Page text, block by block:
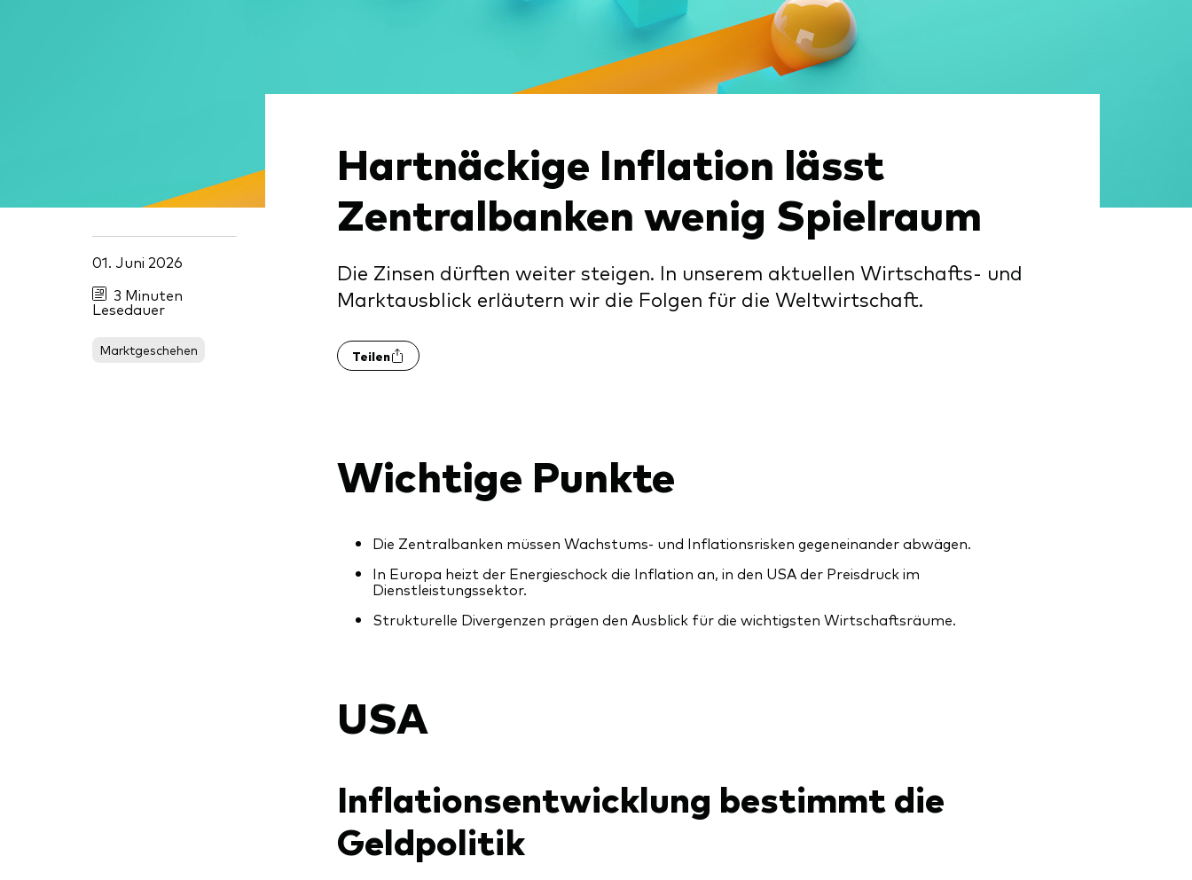
ETFs
01. Juni 2026
3 Minuten
Lesedauer
Marktgeschehen
Hartnäckige Inflation lässt
Zentralbanken wenig Spielraum
Die Zinsen dürften weiter steigen. In unserem aktuellen Wirtschafts- und
Marktausblick erläutern wir die Folgen für die Weltwirtschaft.
Teilen
Wichtige Punkte
Die Zentralbanken müssen Wachstums- und Inflationsrisken gegeneinander abwägen.
In Europa heizt der Energieschock die Inflation an, in den USA der Preisdruck im
Dienstleistungssektor.
Strukturelle Divergenzen prägen den Ausblick für die wichtigsten Wirtschaftsräume.
USA
Inflationsentwicklung bestimmt die
Geldpolitik